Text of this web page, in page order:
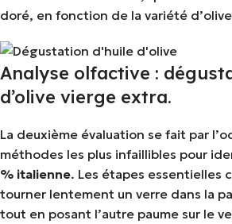
doré, en fonction de la variété
Analyse olfactive :
d’olive vierge extra.
La deuxième évaluation se fait par
méthodes les plus infaillibles pour
% italienne. Les étapes essentielles
tourner lentement un verre dans la
tout en posant l’autre paume sur le